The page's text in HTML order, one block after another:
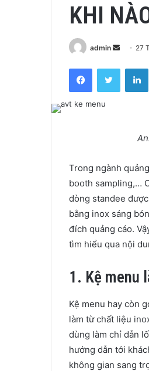
KHI
admin
Send
email
27
FacebookTwitter
Trong ngành
booth sampling,…
dòng standee
bằng inox sáng
đích quảng cáo.
tìm hiểu qua nội
1. Kệ menu
Kệ menu hay còn
làm từ chất liệu
dùng làm chỉ dẫn
hướng dẫn tới
không gian sang